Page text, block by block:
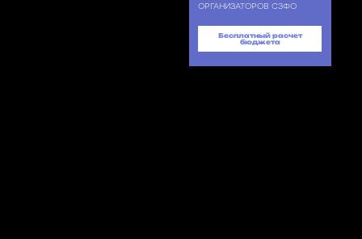
ОРГАНИЗАТОРОВ СЗФО
Бесплатный расчет
бюджета